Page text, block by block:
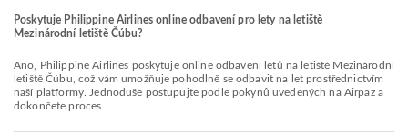
Poskytuje Philippine Airlines online odbavení pro lety na letiště
Mezinárodní letiště Čúbu?
Ano, Philippine Airlines poskytuje online odbavení letů na letiště Mezinárodní
letiště Čúbu, což vám umožňuje pohodlně se odbavit na let prostřednictvím
naší platformy. Jednoduše postupujte podle pokynů uvedených na Airpaz a
dokončete proces.